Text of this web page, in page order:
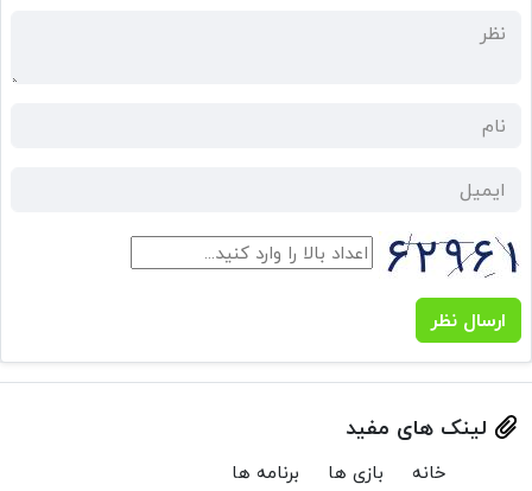
ارسال نظر
لینک های مفید
خانه بازی ها برنامه ها